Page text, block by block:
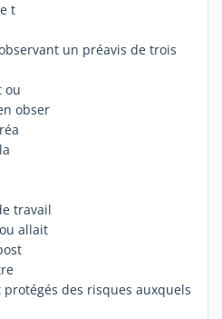
t
un préavis de trois
ou
obser
travail
allait
des risques auxquels